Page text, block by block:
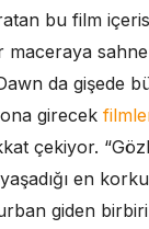
bu film
da gişede
girecek
çekiyor.
en
giden